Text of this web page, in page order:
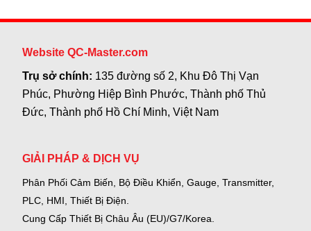
Website QC-Master.com
Trụ sở chính: 135 đường số 2, Khu Đô Thị Vạn
Phúc, Phường Hiệp Bình Phước, Thành phố Thủ
Đức, Thành phố Hồ Chí Minh, Việt Nam
GIẢI PHÁP & DỊCH VỤ
Phân Phối Cảm Biến, Bộ Điều Khiển, Gauge, Transmitter,
PLC, HMI, Thiết Bị Điện.
Cung Cấp Thiết Bị Châu Âu (EU)/G7/Korea.